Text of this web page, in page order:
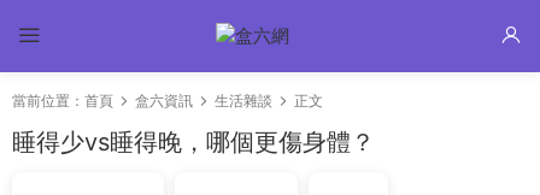
當前位置： 首頁 盒六資訊 生活雜談 正文
睡得少vs睡得晚，哪個更傷身體？